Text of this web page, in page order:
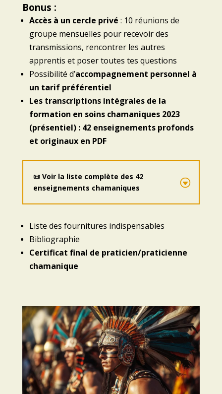
Bonus :
Accès à un cercle privé : 10 réunions de
groupe mensuelles pour recevoir des
transmissions, rencontrer les autres
apprentis et poser toutes tes questions
Possibilité d’accompagnement personnel à
un tarif préférentiel
Les transcriptions intégrales de la
formation en soins chamaniques 2023
(présentiel) : 42 enseignements profonds
et originaux en PDF
📜 Voir la liste complète des 42
enseignements chamaniques
Liste des fournitures indispensables
Bibliographie
Certificat final de praticien/praticienne
chamanique